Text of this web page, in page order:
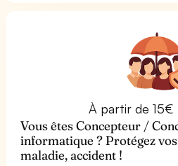
À partir de 15€
Vous êtes Concepteur /
informatique ? Protégez
maladie, accident !